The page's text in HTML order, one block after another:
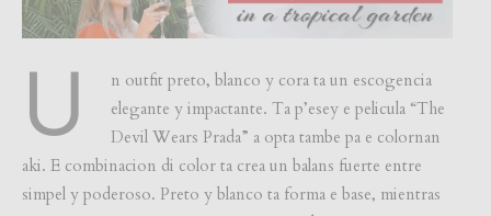
U
n outfit preto, blanco y cora ta un escogencia
elegante y impactante. Ta p’esey e pelicula “The
Devil Wears Prada” a opta tambe pa e colornan
aki. E combinacion di color ta crea un balans fuerte entre
simpel y poderoso. Preto y blanco ta forma e base, mientras